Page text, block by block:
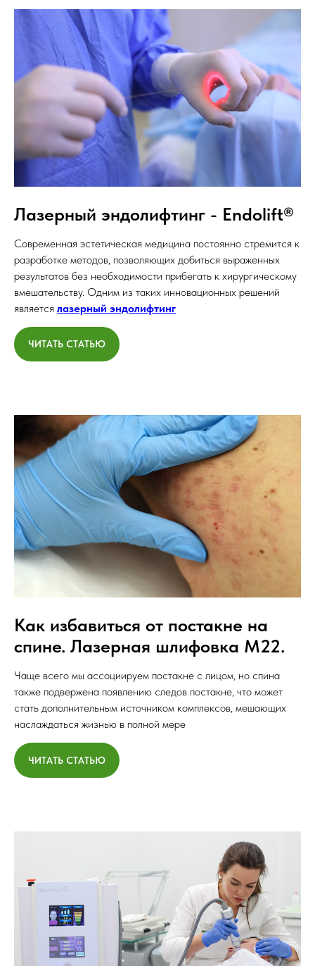
Лазерный эндолифтинг - Endolift®
Современная эстетическая медицина постоянно стремится к
разработке методов, позволяющих добиться выраженных
результатов без необходимости прибегать к хирургическому
вмешательству. Одним из таких инновационных решений
является лазерный эндолифтинг
ЧИТАТЬ СТАТЬЮ
Как избавиться от постакне на
спине. Лазерная шлифовка М22.
Чаще всего мы ассоциируем постакне с лицом, но спина
также подвержена появлению следов постакне, что может
стать дополнительным источником комплексов, мешающих
наслаждаться жизнью в полной мере
ЧИТАТЬ СТАТЬЮ